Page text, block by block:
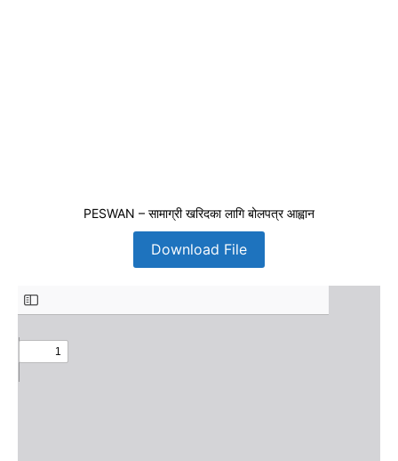
PESWAN – सामाग्री खरिदका लागि बोलपत्र आह्वान
Download File